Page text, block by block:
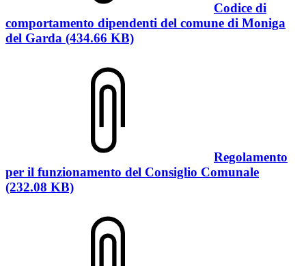
Codice di
comportamento dipendenti del comune di Moniga
del Garda (434.66 KB)
Regolamento
per il funzionamento del Consiglio Comunale
(232.08 KB)